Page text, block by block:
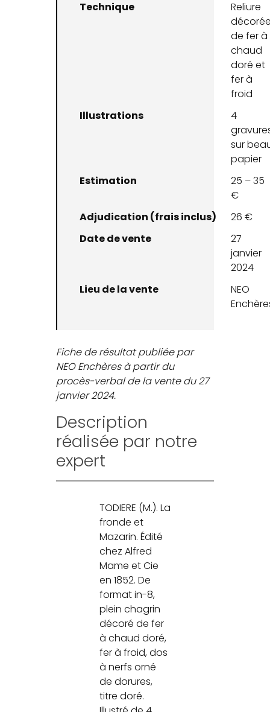
Technique
Reliure
de fer à
chaud
doré et
fer à
froid
Illustrations
4
sur
papier
Estimation
25 – 35
€
Adjudication (frais inclus)
26 €
Date de vente
27
janvier
2024
Lieu de la vente
NEO
Fiche de résultat publiée par
NEO Enchères à partir du
procès-verbal de la vente du 27
janvier 2024.
Description
réalisée par notre
expert
TODIERE (M.). La
fronde et
Mazarin. Édité
chez Alfred
Mame et Cie
en 1852. De
format in-8,
plein chagrin
décoré de fer
à chaud doré,
fer à froid, dos
à nerfs orné
de dorures,
titre doré.